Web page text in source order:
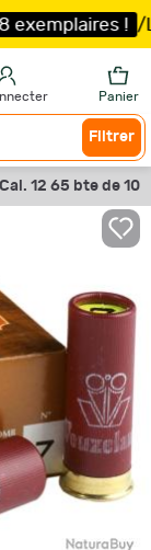
! /Livraison
Panier
Filtrer
12 65 bte de 10